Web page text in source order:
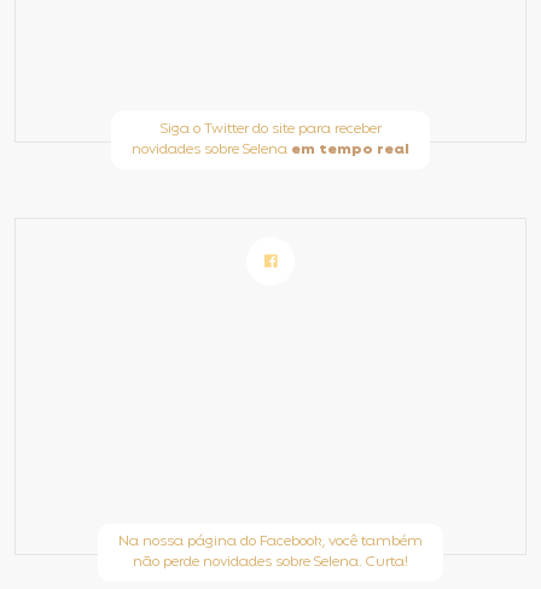
Siga o Twitter do site para receber
novidades sobre Selena em tempo real
Na nossa página do Facebook, você também
não perde novidades sobre Selena. Curta!